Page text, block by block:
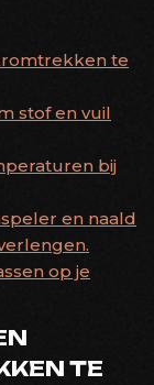
te
stof en vuil
bij
en naald
op je
TE